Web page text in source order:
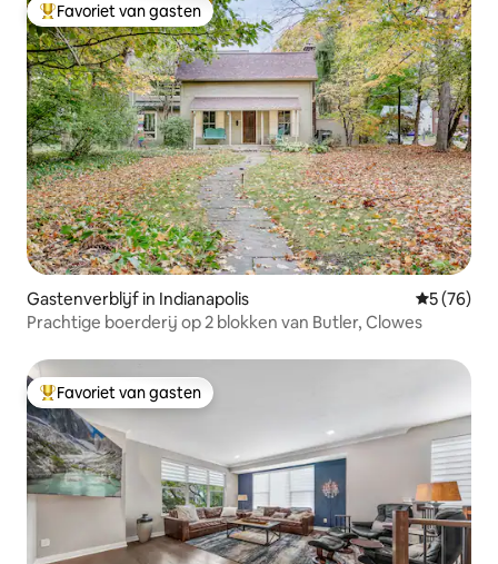
Topfavoriet van gasten
Favoriet van gasten
Gastenverblijf in Indianapolis
5 (76)
Prachtige boerderij op 2 blokken van Butler, Clowes
Topfavoriet van gasten
Favoriet van gasten